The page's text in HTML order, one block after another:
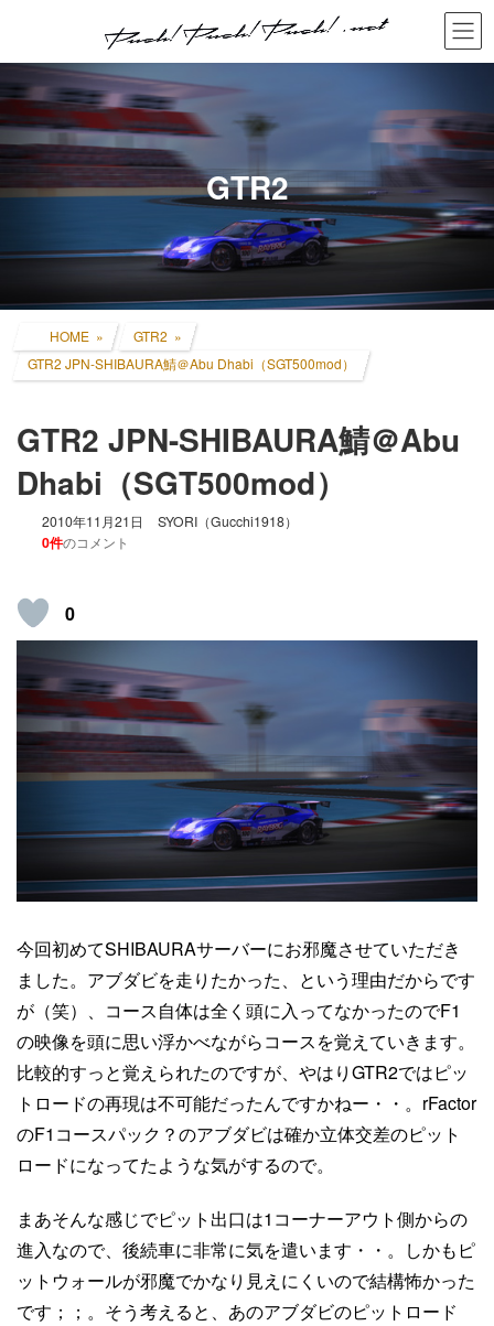
ツ
へ
ス
ッ
シ
ョ
ン
移
GTR2
HOME
GTR2
GTR2 JPN-SHIBAURA鯖＠Abu Dhabi（SGT500mod）
GTR2 JPN-SHIBAURA鯖＠Abu
Dhabi（SGT500mod）
2010年11月21日 SYORI（Gucchi1918）
0件のコメント
0
今回初めてSHIBAURAサーバーにお邪魔させていただき
ました。アブダビを走りたかった、という理由だからです
が（笑）、コース自体は全く頭に入ってなかったのでF1
の映像を頭に思い浮かべながらコースを覚えていきます。
比較的すっと覚えられたのですが、やはりGTR2ではピッ
トロードの再現は不可能だったんですかねー・・。rFactor
のF1コースパック？のアブダビは確か立体交差のピット
ロードになってたような気がするので。
まあそんな感じでピット出口は1コーナーアウト側からの
進入なので、後続車に非常に気を遣います・・。しかもピ
ットウォールが邪魔でかなり見えにくいので結構怖かった
です；；。そう考えると、あのアブダビのピットロード